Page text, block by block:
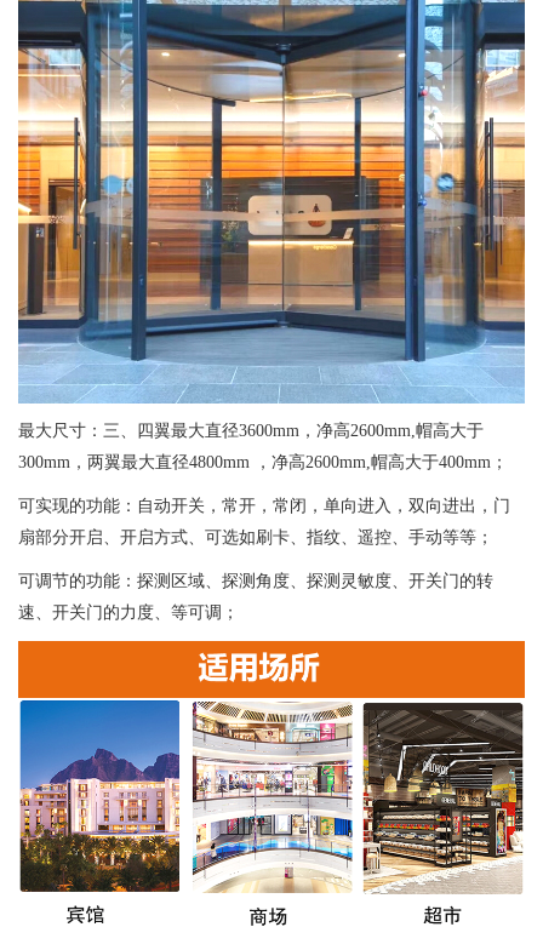
最大尺寸：三、四翼最大直径3600mm，净高2600mm,帽高大于
300mm，两翼最大直径4800mm ，净高2600mm,帽高大于400mm；
可实现的功能：自动开关，常开，常闭，单向进入，双向进出，门
扇部分开启、开启方式、可选如刷卡、指纹、遥控、手动等等；
可调节的功能：探测区域、探测角度、探测灵敏度、开关门的转
速、开关门的力度、等可调；